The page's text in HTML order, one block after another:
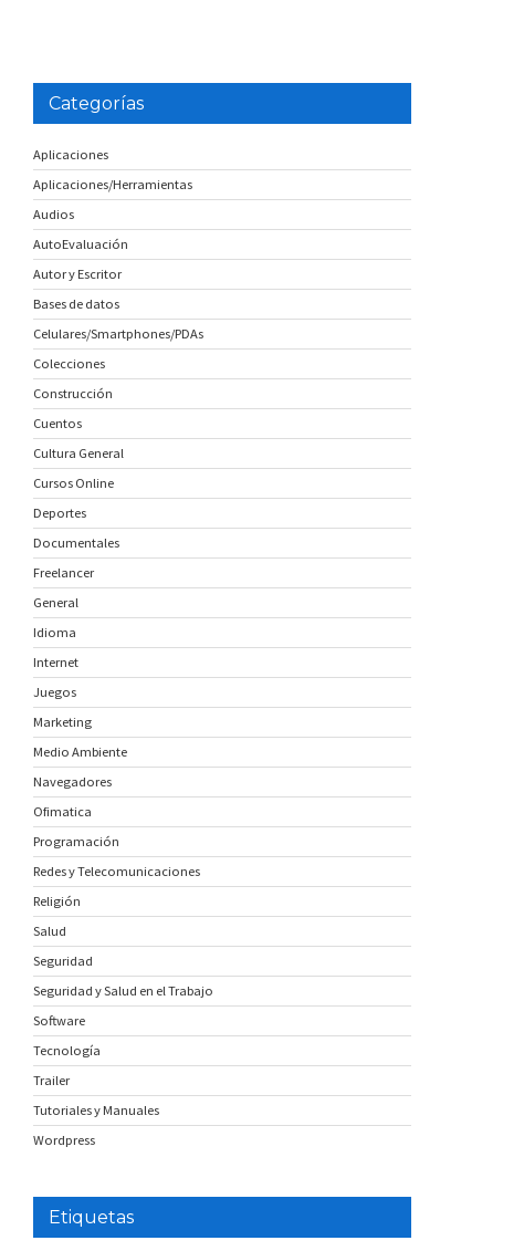
Categorías
Aplicaciones
Aplicaciones/Herramientas
Audios
AutoEvaluación
Autor y Escritor
Bases de datos
Celulares/Smartphones/PDAs
Colecciones
Construcción
Cuentos
Cultura General
Cursos Online
Deportes
Documentales
Freelancer
General
Idioma
Internet
Juegos
Marketing
Medio Ambiente
Navegadores
Ofimatica
Programación
Redes y Telecomunicaciones
Religión
Salud
Seguridad
Seguridad y Salud en el Trabajo
Software
Tecnología
Trailer
Tutoriales y Manuales
Wordpress
Etiquetas